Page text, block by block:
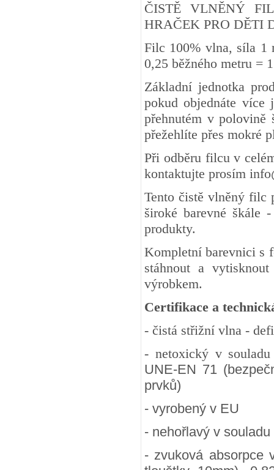
ČISTĚ VLNĚNÝ
HRAČEK PRO DĚTI
Filc 100% vlna, síla 1
0,25 běžného metru
Základní jednotka
pokud objednáte více
přehnutém v
přežehlíte přes mokré
Při odběru filcu v
kontaktujte prosím
Tento čistě vlněný filc
široké barevné škále
produkty.
Kompletní barevnici s
stáhnout a
výrobkem.
Certifikace a
- čistá střižní vlna -
- netoxický v
UNE-EN 71
prvků)
- vyrobený v EU
- nehořlavý v
- zvuková absorpce